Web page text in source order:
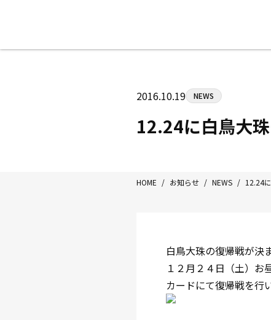
Tel/Fax：042-622-7222
2016.10.19 NEWS
12.24に白鳥大
HOME / お知らせ / NEWS / 12.24
白鳥大珠の復帰戦が決
１２月２４日（土）お
カードにて復帰戦を行